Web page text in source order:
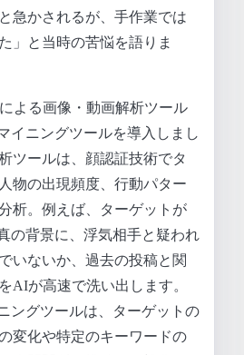
急かされるが、手作業では
」と当時の苦悩を語りま
よる画像・動画解析ツール
イニングツールを導入しまし
ツールは、顔認証技術でタ
物の出現頻度、行動パター
析。例えば、ターゲットが
の背景に、浮気相手と疑われ
いないか、過去の投稿と関
AIが高速で洗い出します。
ングツールは、ターゲットの
変化や特定のキーワードの